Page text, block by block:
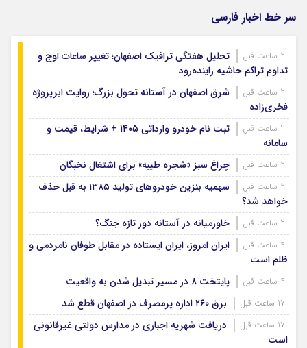
سر خط اخبار فارسی
تحلیل هفتگی ترافیک اصفهان؛ تغییر ساعات اوج و
تداوم تراکم حاشیه زاینده‌رود
شرق اصفهان در آستانه تحول بزرگ؛ روایت ابرپروژه
فخری‌زاده
ثبت نام خودرو وارداتی ۱۴۰۵ + شرایط، قیمت و
سامانه
چراغ سبز «شجره طیبه» برای اشتغال نخبگان
سهمیه بنزین خودروهای تولید ۱۳۸۵ به قبل حذف
خواهد شد؟
خاورمیانه در آستانه دور تازه جنگ؟
ایران امروز، ایران ایستاده در مقابل طوفان نامردمی و
ظلم است
پایتخت ۸ در مسیر تبدیل شدن به واقعیت
برق ۲۶۰ اداره پرمصرف در اصفهان قطع شد
دریافت شهریه اجباری در مدارس دولتی غیرقانونی
است